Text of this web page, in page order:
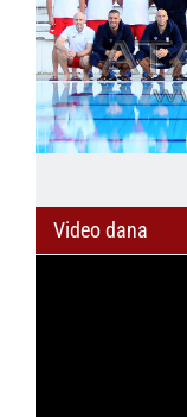
Video dana